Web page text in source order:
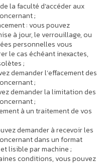
la faculté d’accéder aux
;
: vous pouvez
à jour, le verrouillage, ou
personnelles vous
le cas échéant inexactes,
;
demander l’effacement des
;
demander la limitation des
;
à un traitement de vos
demander à recevoir les
dans un format
lisible par machine ;
conditions, vous pouvez